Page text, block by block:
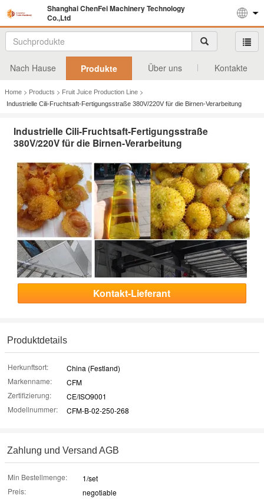
Shanghai ChenFei Machinery Technology
Co.,Ltd
Nach Hause Produkte Über uns Kontakte
Home > Products > Fruit Juice Production Line >
Industrielle Cili-Fruchtsaft-Fertigungsstraße 380V/220V für die Birnen-Verarbeitung
Industrielle Cili-Fruchtsaft-Fertigungsstraße
380V/220V für die Birnen-Verarbeitung
Kontakt-Lieferant
Produktdetails
Herkunftsort:
China (Festland)
Markenname:
CFM
Zertifizierung:
CE/ISO9001
Modellnummer:
CFM-B-02-250-268
Zahlung und Versand AGB
Min Bestellmenge:
1/set
Preis:
negotiable